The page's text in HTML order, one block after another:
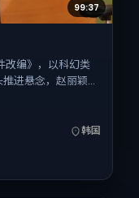
99:37
改编》，以科幻类
进悬念，赵丽颖、
对手戏为看点之
；适合关注现实
韩国